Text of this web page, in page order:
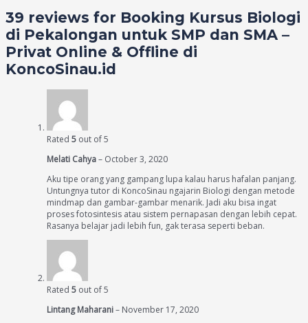
39 reviews for Booking Kursus Biologi
di Pekalongan untuk SMP dan SMA –
Privat Online & Offline di
KoncoSinau.id
Rated 5 out of 5
Melati Cahya– October 3, 2020
Aku tipe orang yang gampang lupa kalau harus hafalan panjang.
Untungnya tutor di KoncoSinau ngajarin Biologi dengan metode
mindmap dan gambar-gambar menarik. Jadi aku bisa ingat
proses fotosintesis atau sistem pernapasan dengan lebih cepat.
Rasanya belajar jadi lebih fun, gak terasa seperti beban.
Rated 5 out of 5
Lintang Maharani– November 17, 2020